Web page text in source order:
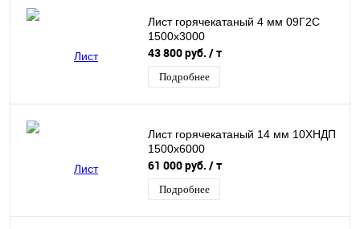
Лист горячекатаный 4 мм 09Г2С
1500х3000
43 800 руб. / т
Подробнее
Лист горячекатаный 14 мм 10ХНДП
1500х6000
61 000 руб. / т
Подробнее